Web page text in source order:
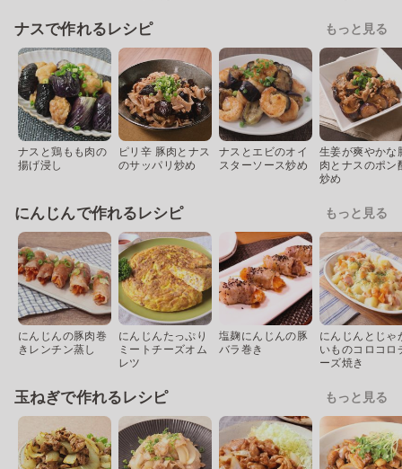
ナスで作れるレシピ もっと見る
ナスと鶏もも肉の
揚げ浸し
ピリ辛 豚肉とナス
のサッパリ炒め
ナスとエビのオイ
スターソース炒め
生姜が爽やかな
肉とナスのポン
炒め
にんじんで作れるレシピ もっと見る
にんじんの豚肉巻
きレンチン蒸し
にんじんたっぷり
ミートチーズオム
レツ
塩麹にんじんの豚
バラ巻き
にんじんとじゃ
いものコロコロ
ーズ焼き
玉ねぎで作れるレシピ もっと見る